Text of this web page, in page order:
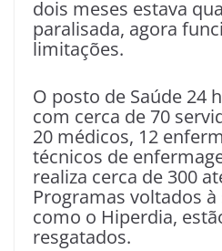
dois meses estava
paralisada, agora
limitações.
O posto de Saúde 24
com cerca de 70
20 médicos, 12
técnicos de
realiza cerca de 300
Programas voltados
como o Hiperdia,
resgatados.